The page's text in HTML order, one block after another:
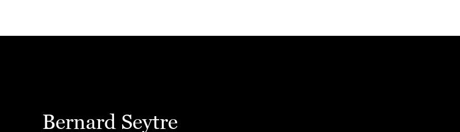
Bernard Seytre